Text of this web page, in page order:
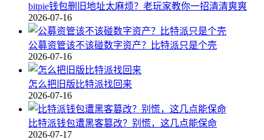
bitpie钱包删旧地址太麻烦？老玩家教你一招清清爽爽
2026-07-16
公募资管该不该碰数字资产？比特派只是个壳
2026-07-16
怎么把旧版比特派找回来
2026-07-16
比特派钱包遭黑客篡改？别慌，这几点能保命
2026-07-17